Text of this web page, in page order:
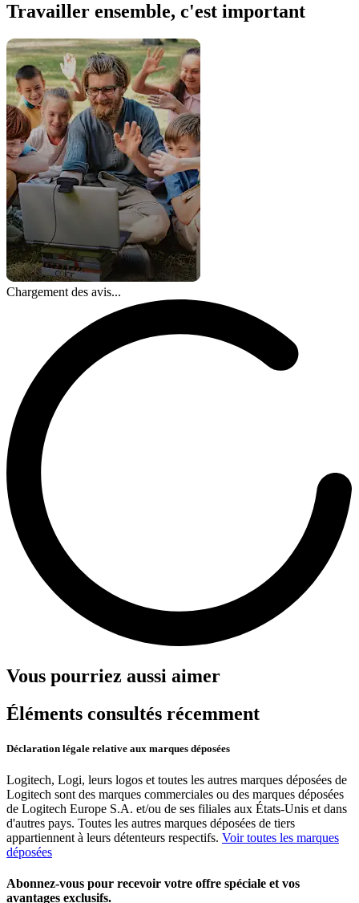
Travailler ensemble, c'est important
Chargement des avis...
Vous pourriez aussi aimer
Éléments consultés récemment
Déclaration légale relative aux marques déposées
Logitech, Logi, leurs logos et toutes les autres marques déposées de
Logitech sont des marques commerciales ou des marques déposées
de Logitech Europe S.A. et/ou de ses filiales aux États-Unis et dans
d'autres pays. Toutes les autres marques déposées de tiers
appartiennent à leurs détenteurs respectifs. Voir toutes les marques
déposées
Abonnez-vous pour recevoir votre offre spéciale et vos
avantages exclusifs.